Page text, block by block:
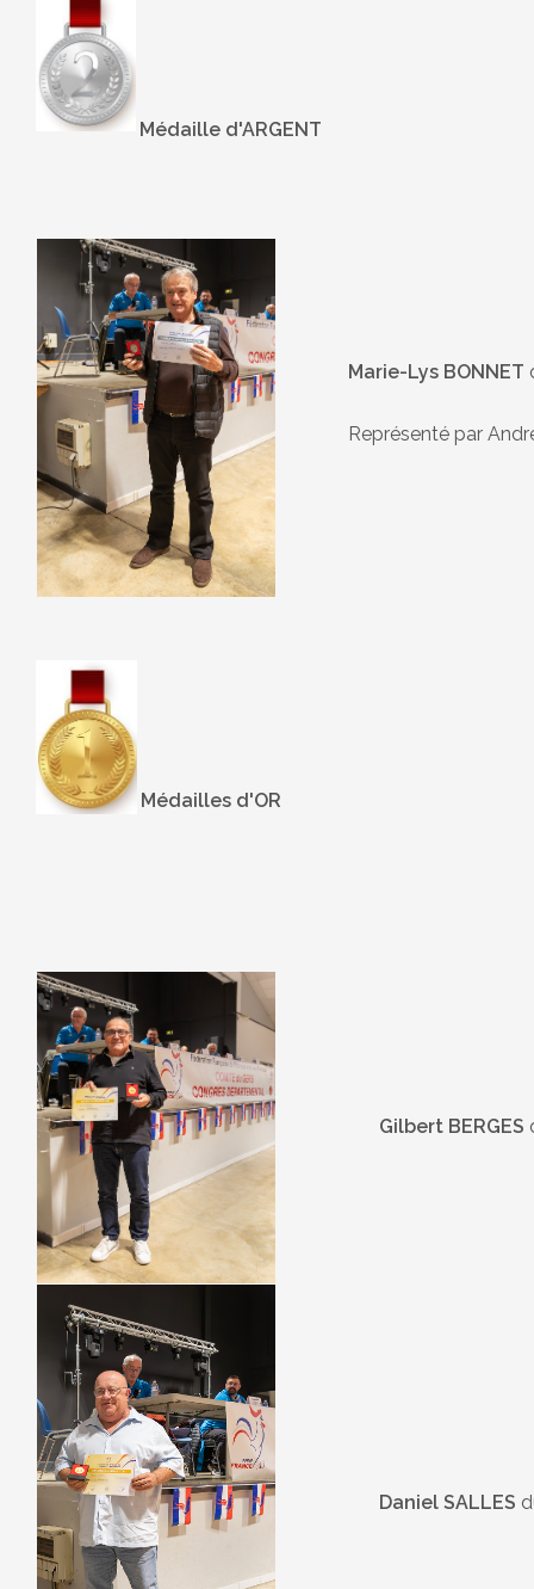
Médaille d'ARGENT
Marie-Lys BONNET
Représenté par
Médailles d'OR
Gilbert BERGES
Daniel SALLES